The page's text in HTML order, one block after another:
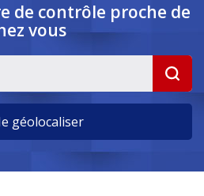
de contrôle proche de
vous
géolocaliser